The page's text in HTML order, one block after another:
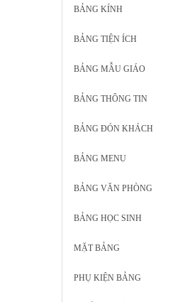
BẢNG KÍNH
BẢNG TIỆN ÍCH
BẢNG MẪU GIÁO
BẢNG THÔNG TIN
BẢNG ĐÓN KHÁCH
BẢNG MENU
BẢNG VĂN PHÒNG
BẢNG HỌC SINH
MẶT BẢNG
PHỤ KIỆN BẢNG